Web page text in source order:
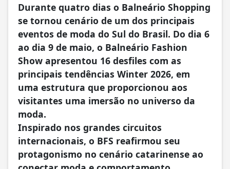
Durante quatro dias o Balneário Shopping
se tornou cenário de um dos principais
eventos de moda do Sul do Brasil. Do dia 6
ao dia 9 de maio, o Balneário Fashion
Show apresentou 16 desfiles com as
principais tendências Winter 2026, em
uma estrutura que proporcionou aos
visitantes uma imersão no universo da
moda.
Inspirado nos grandes circuitos
internacionais, o BFS reafirmou seu
protagonismo no cenário catarinense ao